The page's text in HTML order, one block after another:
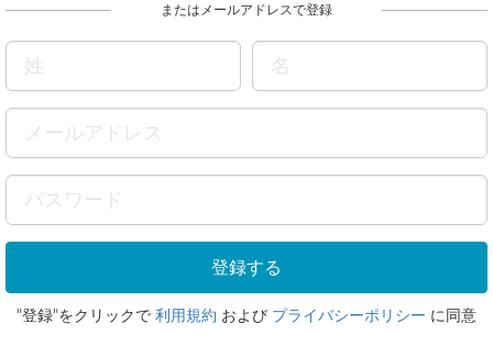
またはメールアドレスで登録
"登録"をクリックで 利用規約 および プライバシーポリシー に同意